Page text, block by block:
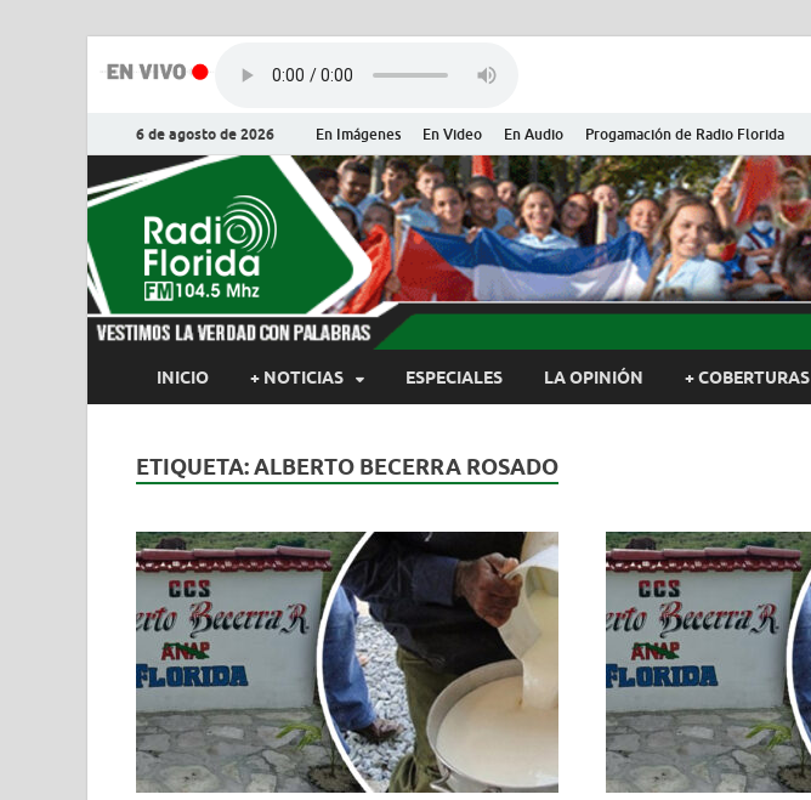
6 de agosto de 2026 En Imágenes En Video En Audio Progamación de Radio Florida
Radio Florida de Cuba
Noticias y Actualidades de Florida, Camagüey, Cuba
INICIO + NOTICIAS ESPECIALES LA OPINIÓN + COBERTURAS
ETIQUETA:ALBERTO BECERRA ROSADO